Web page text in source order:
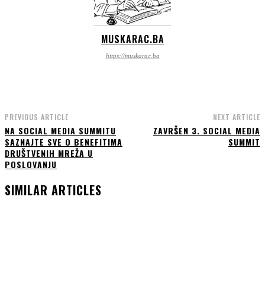
MUSKARAC.BA
https://muskarac.ba
PREVIOUS ARTICLE
NA SOCIAL MEDIA SUMMITU
SAZNAJTE SVE O BENEFITIMA
DRUŠTVENIH MREŽA U
POSLOVANJU
NEXT ARTICLE
ZAVRŠEN 3. SOCIAL MEDIA
SUMMIT
SIMILAR ARTICLES